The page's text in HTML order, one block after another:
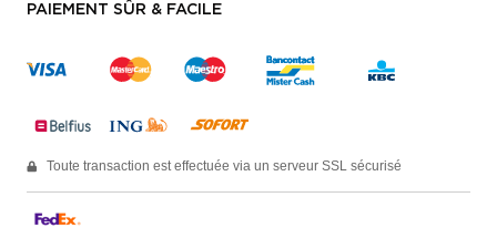
PAIEMENT SÛR & FACILE
Toute transaction est effectuée via un serveur SSL sécurisé